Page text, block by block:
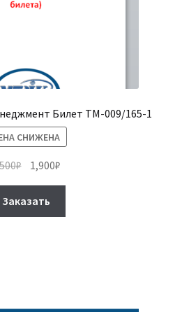
Билет ТМ-009/165-1
СНИЖЕНА
₽ Первоначальная
цена
составляла
2,500₽.
1,900₽
цена:
Заказать